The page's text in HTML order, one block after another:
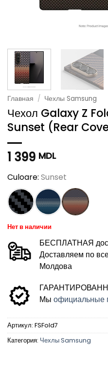
Главная / Чехлы Samsung
Чехол Galaxy Z
Sunset (Rear
1 399 MDL
Culoare: Sunset
Нет в наличии
БЕСПЛАТНАЯ
Доставляем по
Молдова
Мы официальные
Артикул: FSFold7
Категория: Чехлы Samsung